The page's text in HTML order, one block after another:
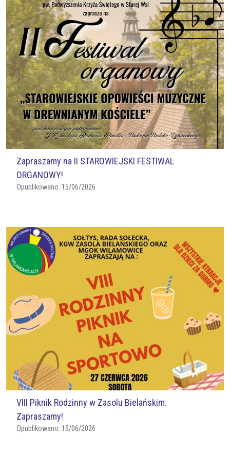
Zapraszamy na II STAROWIEJSKI FESTIWAL
ORGANOWY!
Opublikowano: 15/06/2026
VIII Piknik Rodzinny w Zasolu Bielańskim.
Zapraszamy!
Opublikowano: 15/06/2026